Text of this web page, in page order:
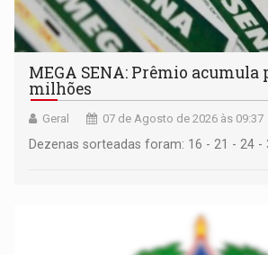
MEGA SENA: Prêmio acumula
milhões
Geral 07 de Agosto de 2026 às 09:37
Dezenas sorteadas foram: 16 - 21 - 24 -